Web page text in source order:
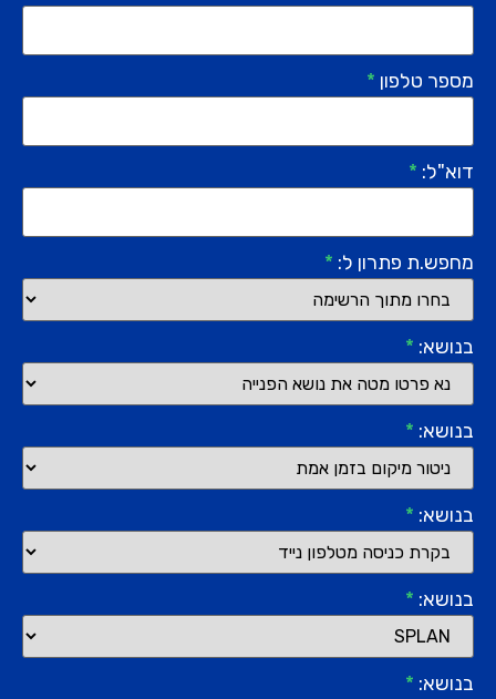
מספר טלפון *
דוא"ל: *
מחפש.ת פתרון ל: *
בנושא: *
בנושא: *
בנושא: *
בנושא: *
בנושא: *